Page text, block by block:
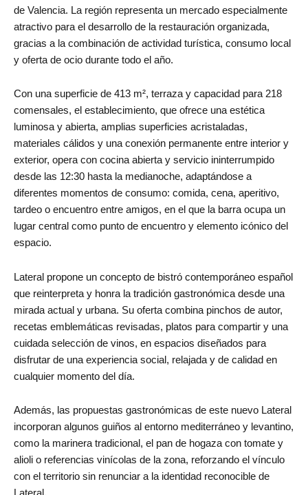
de Valencia. La región representa un mercado especialmente
atractivo para el desarrollo de la restauración organizada,
gracias a la combinación de actividad turística, consumo local
y oferta de ocio durante todo el año.
Con una superficie de 413 m², terraza y capacidad para 218
comensales, el establecimiento, que ofrece una estética
luminosa y abierta, amplias superficies acristaladas,
materiales cálidos y una conexión permanente entre interior y
exterior, opera con cocina abierta y servicio ininterrumpido
desde las 12:30 hasta la medianoche, adaptándose a
diferentes momentos de consumo: comida, cena, aperitivo,
tardeo o encuentro entre amigos, en el que la barra ocupa un
lugar central como punto de encuentro y elemento icónico del
espacio.
Lateral propone un concepto de bistró contemporáneo español
que reinterpreta y honra la tradición gastronómica desde una
mirada actual y urbana. Su oferta combina pinchos de autor,
recetas emblemáticas revisadas, platos para compartir y una
cuidada selección de vinos, en espacios diseñados para
disfrutar de una experiencia social, relajada y de calidad en
cualquier momento del día.
Además, las propuestas gastronómicas de este nuevo Lateral
incorporan algunos guiños al entorno mediterráneo y levantino,
como la marinera tradicional, el pan de hogaza con tomate y
alioli o referencias vinícolas de la zona, reforzando el vínculo
con el territorio sin renunciar a la identidad reconocible de